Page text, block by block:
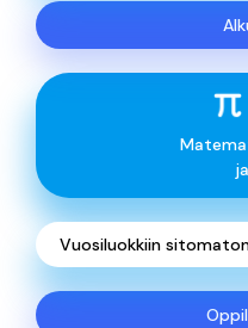
Vuosiluokkiin